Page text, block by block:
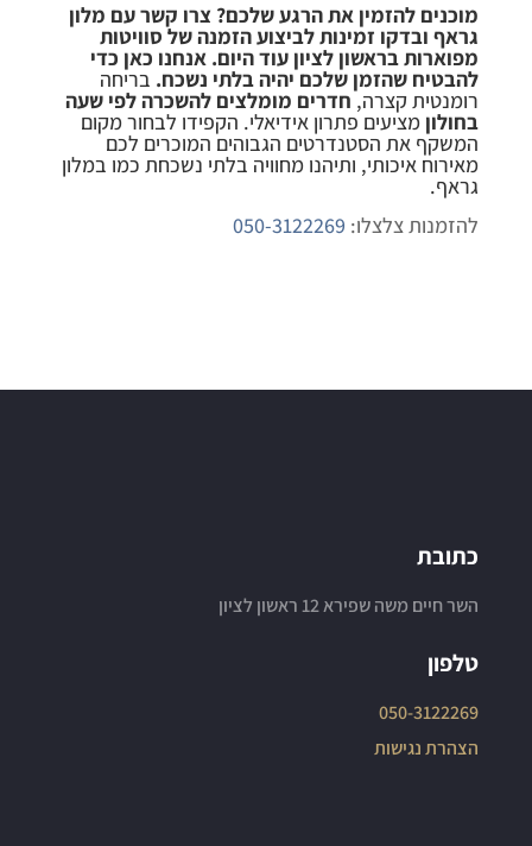
מוכנים להזמין את הרגע שלכם? צרו קשר עם מלון
גראף ובדקו זמינות לביצוע הזמנה של סוויטות
מפוארות בראשון לציון עוד היום. אנחנו כאן כדי
להבטיח שהזמן שלכם יהיה בלתי נשכח. בריחה
רומנטית קצרה,חדרים מומלצים להשכרה לפי שעה
בחולון מציעים פתרון אידיאלי. הקפידו לבחור מקום
המשקף את הסטנדרטים הגבוהים המוכרים לכם
מאירוח איכותי, ותיהנו מחוויה בלתי נשכחת כמו במלון
גראף.
להזמנות צלצלו: 050-3122269
כתובת
השר חיים משה שפירא 12 ראשון לציון
טלפון
050-3122269
הצהרת נגישות